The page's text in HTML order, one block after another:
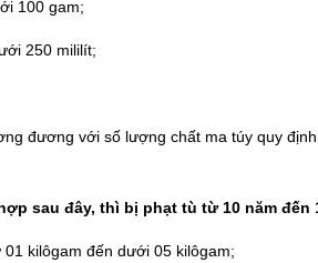
100 gam;
250 mililít;
đương với số lượng chất ma túy quy
sau đây, thì bị phạt tù từ 10 năm đến
kilôgam đến dưới 05 kilôgam;